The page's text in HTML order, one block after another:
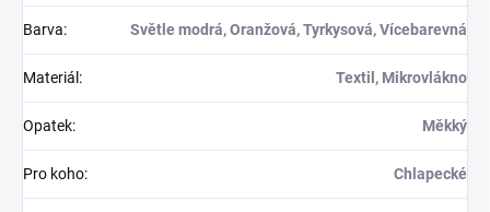
Barva: Světle modrá, Oranžová, Tyrkysová, Vícebarevná
Materiál : Textil, Mikrovlákno
Opatek: Měkký
Pro koho: Chlapecké